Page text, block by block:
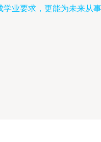
业要求，更能为未来从